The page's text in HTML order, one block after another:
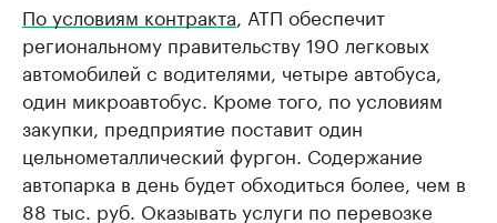
По условиям контракта , АТП обеспечит
региональному правительству 190 легковых
автомобилей с водителями, четыре автобуса,
один микроавтобус. Кроме того, по условиям
закупки, предприятие поставит один
цельнометаллический фургон. Содержание
автопарка в день будет обходиться более, чем в
88 тыс. руб. Оказывать услуги по перевозке